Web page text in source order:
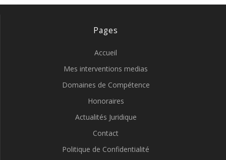
Pages
Accueil
Mes interventions medias
Domaines de Compétence
Honoraires
Actualités Juridique
Contact
Politique de Confidentialité